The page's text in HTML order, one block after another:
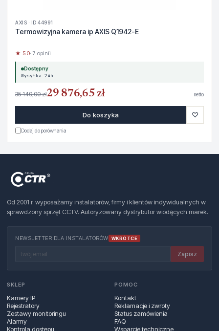
AXIS · ID 44991
Termowizyjna kamera ip AXIS Q1942-E
★ 5.0· 7 opinii
Dostępny
Wysyłka 24h
35 149,00 zł29 876,65 zł netto
Do koszyka ♡
Dodaj do porównania
Od 2001 r. wyposażamy instalatorów, firmy i klientów indywidualnych w
sprawdzony sprzęt CCTV. Autoryzowany dystrybutor wiodących marek.
NEWSLETTER DLA INSTALATORÓW WKRÓTCE
Zapisz
SKLEP
Kamery IP
Rejestratory
Zestawy monitoringu
Alarmy
Kontrola dostępu
POMOC
Kontakt
Reklamacje i zwroty
Status zamówienia
FAQ
Wsparcie techniczne